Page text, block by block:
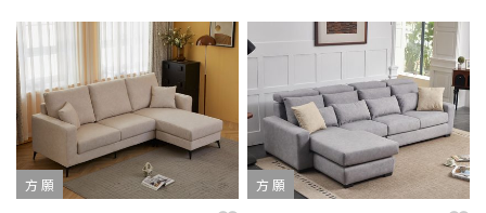
方 願 方 願